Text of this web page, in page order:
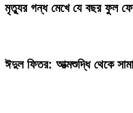
মৃত্যুর গন্ধ মেখে যে বছর ফুল
ঈদুল ফিতর: আত্মশুদ্ধি থেকে